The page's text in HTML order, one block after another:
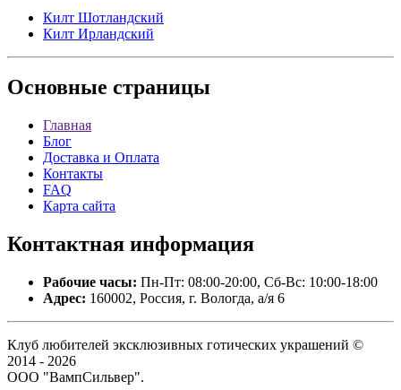
Килт Шотландский
Килт Ирландский
Основные страницы
Главная
Блог
Доставка и Оплата
Контакты
FAQ
Карта сайта
Контактная информация
Рабочие часы: Пн-Пт: 08:00-20:00, Сб-Вс: 10:00-18:00
Адрес: 160002, Россия, г. Вологда, а/я 6
Клуб любителей эксклюзивных готических украшений ©
2014 - 2026
ООО "ВампСильвер".